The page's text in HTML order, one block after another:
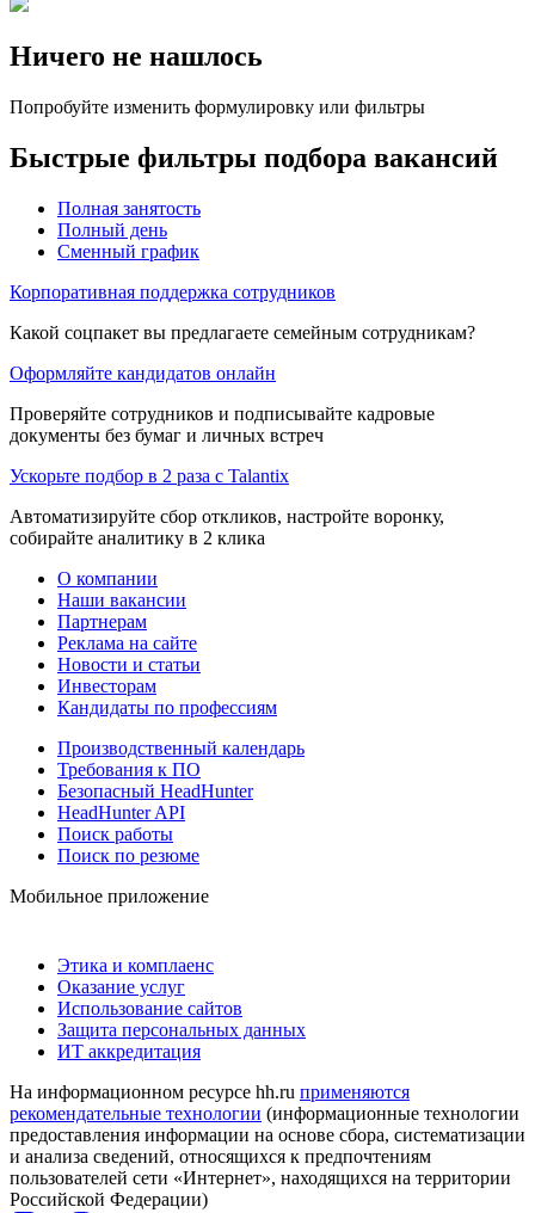
Ничего не нашлось
Попробуйте изменить формулировку или фильтры
Быстрые фильтры подбора вакансий
Полная занятость
Полный день
Сменный график
Корпоративная поддержка сотрудников
Какой соцпакет вы предлагаете семейным сотрудникам?
Оформляйте кандидатов онлайн
Проверяйте сотрудников и подписывайте кадровые
документы без бумаг и личных встреч
Ускорьте подбор в 2 раза с Talantix
Автоматизируйте сбор откликов, настройте воронку,
собирайте аналитику в 2 клика
О компании
Наши вакансии
Партнерам
Реклама на сайте
Новости и статьи
Инвесторам
Кандидаты по профессиям
Производственный календарь
Требования к ПО
Безопасный HeadHunter
HeadHunter API
Поиск работы
Поиск по резюме
Мобильное приложение
Этика и комплаенс
Оказание услуг
Использование сайтов
Защита персональных данных
ИТ аккредитация
На информационном ресурсе hh.ru применяются
рекомендательные технологии (информационные технологии
предоставления информации на основе сбора, систематизации
и анализа сведений, относящихся к предпочтениям
пользователей сети «Интернет», находящихся на территории
Российской Федерации)